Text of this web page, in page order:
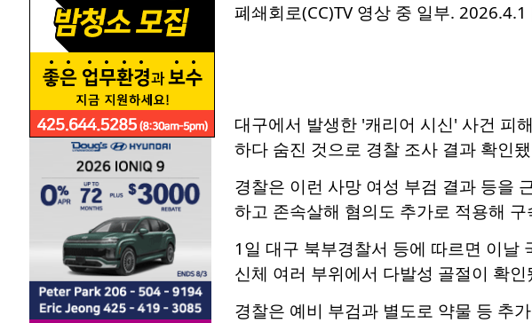
폐쇄회로(CC)TV 영상 중 일부.
대구에서 발생한 '캐리어 시신' 사건 피
하다 숨진 것으로 경찰 조사 결과 확인
경찰은 이런 사망 여성 부검 결과 등을
하고 존속살해 혐의도 추가로 적용해
1일 대구 북부경찰서 등에 따르면 이날
신체 여러 부위에서 다발성 골절이 확
경찰은 예비 부검과 별도로 약물 등 추